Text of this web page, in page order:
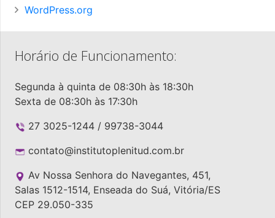
WordPress.org
Horário de Funcionamento:
Segunda à quinta de 08:30h às 18:30h
Sexta de 08:30h às 17:30h
27 3025-1244 / 99738-3044
contato@institutoplenitud.com.br
Av Nossa Senhora do Navegantes, 451,
Salas 1512-1514, Enseada do Suá, Vitória/ES
CEP 29.050-335